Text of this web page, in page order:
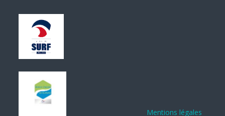
Mentions légales